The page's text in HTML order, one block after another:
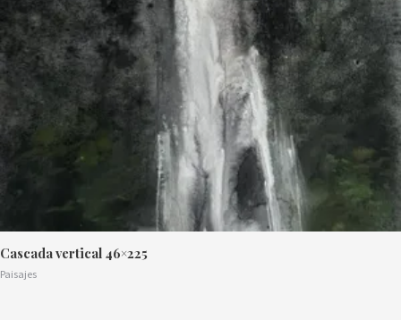
Cascada vertical 46×225
Paisajes